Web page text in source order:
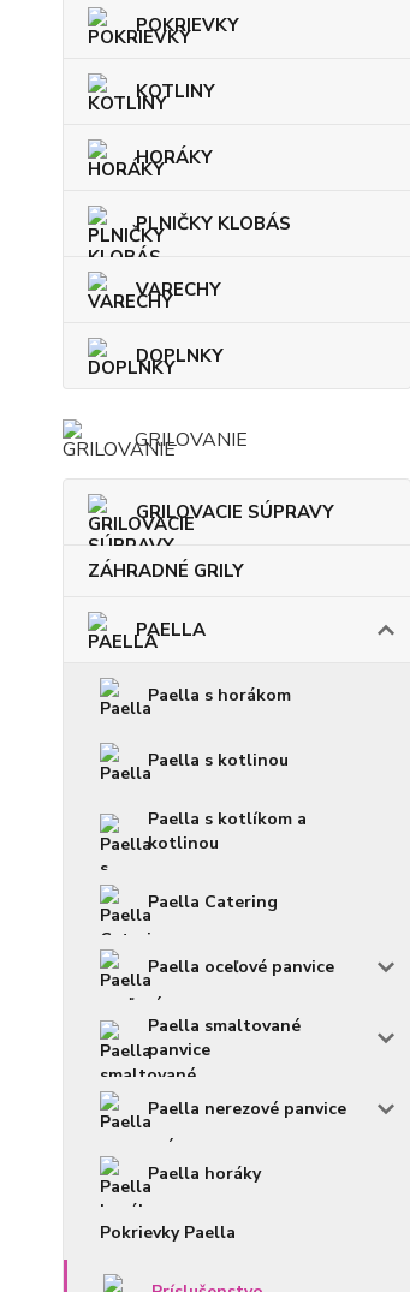
POKRIEVKY
KOTLINY
HORÁKY
PLNIČKY KLOBÁS
VARECHY
DOPLNKY
GRILOVANIE
GRILOVACIE SÚPRAVY
ZÁHRADNÉ GRILY
PAELLA
Paella s horákom
Paella s kotlinou
Paella s kotlíkom a
kotlinou
Paella Catering
Paella oceľové panvice
Paella smaltované
panvice
Paella nerezové panvice
Paella horáky
Pokrievky Paella